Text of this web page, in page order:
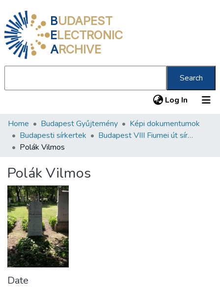
BUDAPEST
ELECTRONIC
ARCHIVE
Search
Log In (current)
Communities & Collections
All of DSpace
About us
Home Budapest Gyűjtemény
Képi dokumentumok
Budapesti sírkertek
Budapest VIII Fiumei út sírkert 2. rész
Polák Vilmos
Polák Vilmos
Date